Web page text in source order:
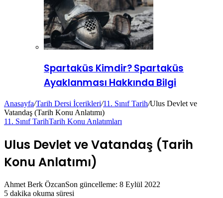
Spartaküs Kimdir? Spartaküs
Ayaklanması Hakkında Bilgi
Anasayfa/Tarih Dersi İçerikleri/11. Sınıf Tarih/Ulus Devlet ve
Vatandaş (Tarih Konu Anlatımı)
11. Sınıf TarihTarih Konu Anlatımları
Ulus Devlet ve Vatandaş (Tarih
Konu Anlatımı)
Ahmet Berk ÖzcanSon güncelleme: 8 Eylül 2022
5 dakika okuma süresi